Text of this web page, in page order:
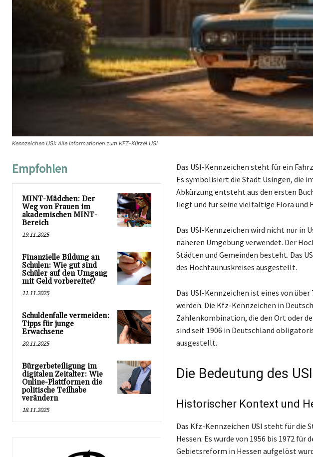
Kennzeichen USI: Alle Informationen zum KFZ-Kürzel USI
Empfohlen
MINT-Mädchen: Der
Weg von Frauen im
akademischen MINT-
Bereich
19.11.2025
Finanzielle Bildung an
Schulen: Wie gut sind
Schüler auf den Umgang
mit Geld vorbereitet?
11.11.2025
Schuldenfalle vermeiden:
Tipps für junge
Erwachsene
20.11.2025
Bürgerbeteiligung im
digitalen Zeitalter: Wie
Online-Plattformen die
politische Teilhabe
verändern
18.11.2025
Das USI-Kennzeichen steht für ein
Es symbolisiert die Stadt Usingen, die
Abkürzung entsteht aus den ersten
liegt und für seine vielfältige Flora und
Das USI-Kennzeichen wird nicht nur in
näheren Umgebung verwendet. Der
Städten und Gemeinden besteht. Das
des Hochtaunuskreises ausgestellt.
Das USI-Kennzeichen ist eines von
werden. Die Kfz-Kennzeichen in
Zahlenkombination, die den Ort oder
sind seit 1906 in Deutschland
ausgestellt.
Die Bedeutung des
Historischer Kontext und
Das Kfz-Kennzeichen USI steht für die
Hessen. Es wurde von 1956 bis 1972
Gebietsreform in Hessen aufgelöst